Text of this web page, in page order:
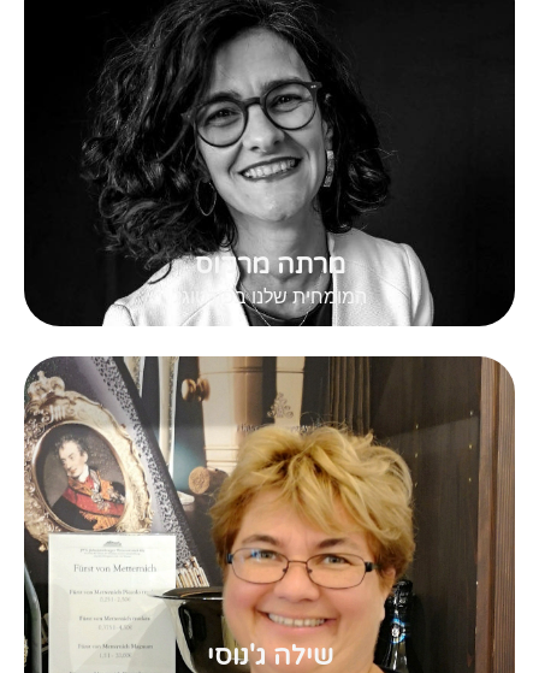
המומחית שלנו בפורטוגל
מרתה מרקוס
שילה ג'נוסי